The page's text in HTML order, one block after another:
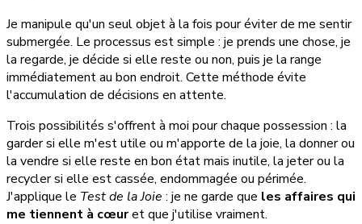
Je manipule qu'un seul objet à la fois pour éviter de me sentir
submergée. Le processus est simple : je prends une chose, je
la regarde, je décide si elle reste ou non, puis je la range
immédiatement au bon endroit. Cette méthode évite
l'accumulation de décisions en attente.
Trois possibilités s'offrent à moi pour chaque possession : la
garder si elle m'est utile ou m'apporte de la joie, la donner ou
la vendre si elle reste en bon état mais inutile, la jeter ou la
recycler si elle est cassée, endommagée ou périmée.
J'applique le Test de la Joie : je ne garde que les affaires qui
me tiennent à cœuret que j'utilise vraiment.